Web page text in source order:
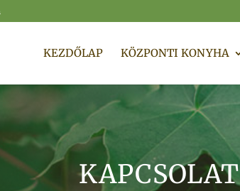
KEZDŐLAP KÖZPONTI KONYHA
KAPCSOLAT